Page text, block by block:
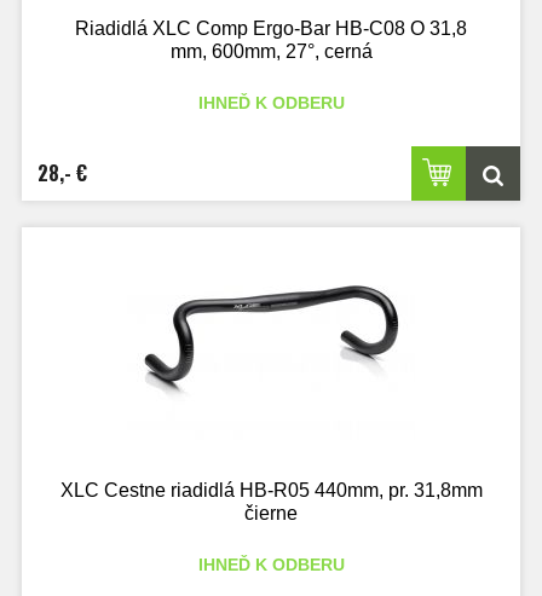
Riadidlá XLC Comp Ergo-Bar HB-C08 O 31,8
mm, 600mm, 27°, cerná
IHNEĎ K ODBERU
28,- €
XLC Cestne riadidlá HB-R05 440mm, pr. 31,8mm
čierne
IHNEĎ K ODBERU